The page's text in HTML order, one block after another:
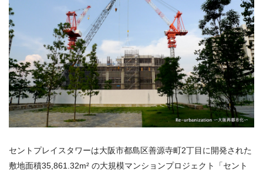
セントプレイスタワーは大阪市都島区善源寺町2丁目に開発された
敷地面積35,861.32m² の大規模マンションプロジェクト「セント